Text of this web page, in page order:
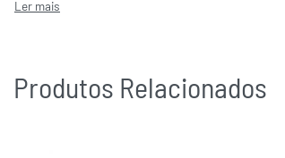
MARCAS
Produtos Relacionados